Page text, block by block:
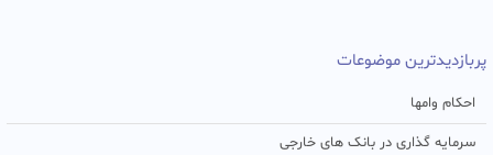
پربازدیدترین موضوعات
احکام وامها
سرمایه گذاری در بانک های خارجی